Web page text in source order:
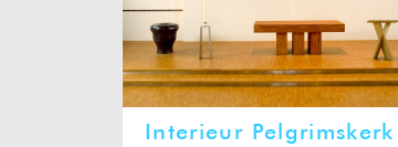
Interieur Pelgrimskerk